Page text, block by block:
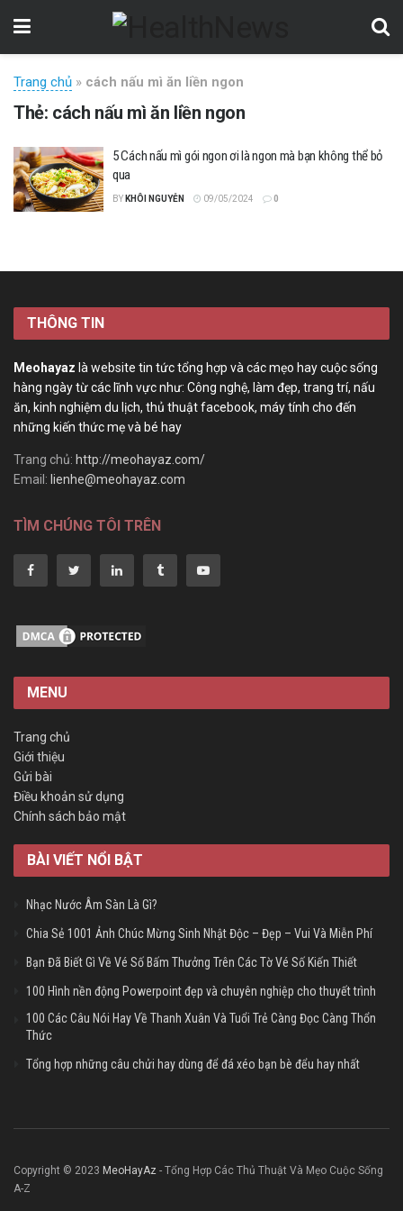
Trang chủ » cách nấu mì ăn liền ngon
Thẻ: cách nấu mì ăn liền ngon
5 Cách nấu mì gói ngon ơi là ngon mà bạn không thể bỏ
qua
BY KHÔI NGUYỄN 09/05/2024 0
THÔNG TIN
Meohayaz là website tin tức tổng hợp và các mẹo hay cuộc sống
hàng ngày từ các lĩnh vực như: Công nghệ, làm đẹp, trang trí, nấu
ăn, kinh nghiệm du lịch, thủ thuật facebook, máy tính cho đến
những kiến thức mẹ và bé hay
Trang chủ: http://meohayaz.com/
Email: lienhe@meohayaz.com
TÌM CHÚNG TÔI TRÊN
MENU
Trang chủ
Giới thiệu
Gửi bài
Điều khoản sử dụng
Chính sách bảo mật
BÀI VIẾT NỔI BẬT
Nhạc Nước Âm Sàn Là Gì?
Chia Sẻ 1001 Ảnh Chúc Mừng Sinh Nhật Độc – Đẹp – Vui Và Miễn Phí
Bạn Đã Biết Gì Về Vé Số Bấm Thưởng Trên Các Tờ Vé Số Kiến Thiết
100 Hình nền động Powerpoint đẹp và chuyên nghiệp cho thuyết trình
100 Các Câu Nói Hay Về Thanh Xuân Và Tuổi Trẻ Càng Đọc Càng Thổn
Thức
Tổng hợp những câu chửi hay dùng để đá xéo bạn bè đểu hay nhất
Copyright © 2023 MeoHayAz - Tổng Hợp Các Thủ Thuật Và Mẹo Cuộc Sống
A-Z